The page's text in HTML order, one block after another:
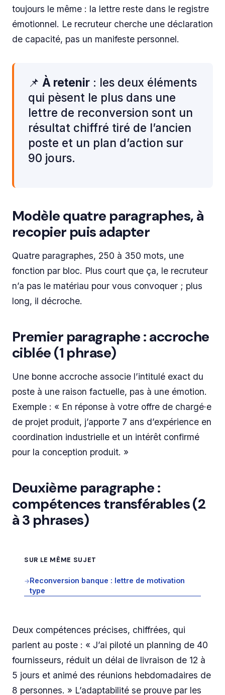
toujours le même : la lettre reste dans le registre
émotionnel. Le recruteur cherche une déclaration
de capacité, pas un manifeste personnel.
📌 À retenir : les deux éléments
qui pèsent le plus dans une
lettre de reconversion sont un
résultat chiffré tiré de l’ancien
poste et un plan d’action sur
90 jours.
Modèle quatre paragraphes, à
recopier puis adapter
Quatre paragraphes, 250 à 350 mots, une
fonction par bloc. Plus court que ça, le recruteur
n’a pas le matériau pour vous convoquer ; plus
long, il décroche.
Premier paragraphe : accroche
ciblée (1 phrase)
Une bonne accroche associe l’intitulé exact du
poste à une raison factuelle, pas à une émotion.
Exemple : « En réponse à votre offre de chargé·e
de projet produit, j’apporte 7 ans d’expérience en
coordination industrielle et un intérêt confirmé
pour la conception produit. »
Deuxième paragraphe :
compétences transférables (2
à 3 phrases)
SUR LE MÊME SUJET
→Reconversion banque : lettre de motivation
type
Deux compétences précises, chiffrées, qui
parlent au poste : « J’ai piloté un planning de 40
fournisseurs, réduit un délai de livraison de 12 à
5 jours et animé des réunions hebdomadaires de
8 personnes. » L’adaptabilité se prouve par les